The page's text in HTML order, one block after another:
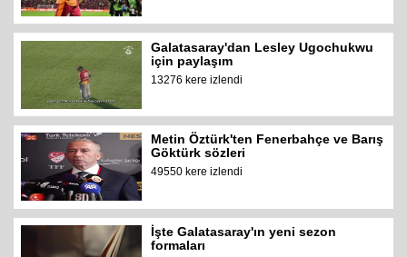
Galatasaray'dan Lesley Ugochukwu
için paylaşım
13276 kere izlendi
Metin Öztürk'ten Fenerbahçe ve Barış
Göktürk sözleri
49550 kere izlendi
İşte Galatasaray'ın yeni sezon
formaları